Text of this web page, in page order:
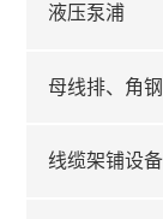
液压泵浦
母线排、角
线缆架铺设备